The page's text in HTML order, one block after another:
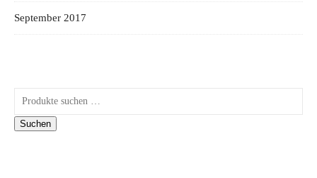
September 2017
Suchen nach:
Suchen